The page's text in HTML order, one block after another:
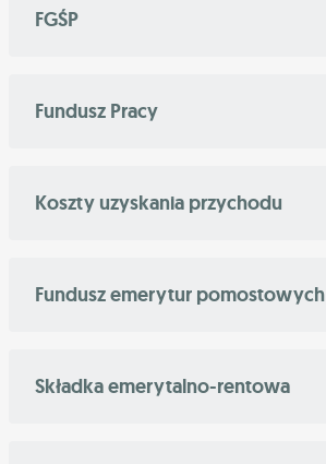
FGŚP
Fundusz Pracy
Koszty uzyskania przychodu
Fundusz emerytur pomostowych
Składka emerytalno-rentowa